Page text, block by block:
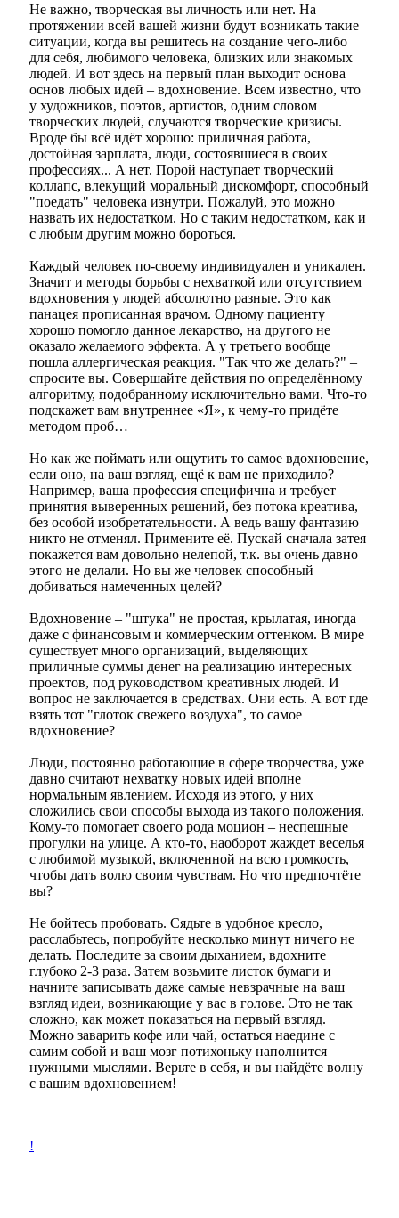
Не важно, творческая вы личность или нет. На
протяжении всей вашей жизни будут возникать такие
ситуации, когда вы решитесь на создание чего-либо
для себя, любимого человека, близких или знакомых
людей. И вот здесь на первый план выходит основа
основ любых идей – вдохновение. Всем известно, что
у художников, поэтов, артистов, одним словом
творческих людей, случаются творческие кризисы.
Вроде бы всё идёт хорошо: приличная работа,
достойная зарплата, люди, состоявшиеся в своих
профессиях... А нет. Порой наступает творческий
коллапс, влекущий моральный дискомфорт, способный
"поедать" человека изнутри. Пожалуй, это можно
назвать их недостатком. Но с таким недостатком, как и
с любым другим можно бороться.
Каждый человек по-своему индивидуален и уникален.
Значит и методы борьбы с нехваткой или отсутствием
вдохновения у людей абсолютно разные. Это как
панацея прописанная врачом. Одному пациенту
хорошо помогло данное лекарство, на другого не
оказало желаемого эффекта. А у третьего вообще
пошла аллергическая реакция. "Так что же делать?" –
спросите вы. Совершайте действия по определённому
алгоритму, подобранному исключительно вами. Что-то
подскажет вам внутреннее «Я», к чему-то придёте
методом проб…
Но как же поймать или ощутить то самое вдохновение,
если оно, на ваш взгляд, ещё к вам не приходило?
Например, ваша профессия специфична и требует
принятия выверенных решений, без потока креатива,
без особой изобретательности. А ведь вашу фантазию
никто не отменял. Примените её. Пускай сначала затея
покажется вам довольно нелепой, т.к. вы очень давно
этого не делали. Но вы же человек способный
добиваться намеченных целей?
Вдохновение – "штука" не простая, крылатая, иногда
даже с финансовым и коммерческим оттенком. В мире
существует много организаций, выделяющих
приличные суммы денег на реализацию интересных
проектов, под руководством креативных людей. И
вопрос не заключается в средствах. Они есть. А вот где
взять тот "глоток свежего воздуха", то самое
вдохновение?
Люди, постоянно работающие в сфере творчества, уже
давно считают нехватку новых идей вполне
нормальным явлением. Исходя из этого, у них
сложились свои способы выхода из такого положения.
Кому-то помогает своего рода моцион – неспешные
прогулки на улице. А кто-то, наоборот жаждет веселья
с любимой музыкой, включенной на всю громкость,
чтобы дать волю своим чувствам. Но что предпочтёте
вы?
Не бойтесь пробовать. Сядьте в удобное кресло,
расслабьтесь, попробуйте несколько минут ничего не
делать. Последите за своим дыханием, вдохните
глубоко 2-3 раза. Затем возьмите листок бумаги и
начните записывать даже самые невзрачные на ваш
взгляд идеи, возникающие у вас в голове. Это не так
сложно, как может показаться на первый взгляд.
Можно заварить кофе или чай, остаться наедине с
самим собой и ваш мозг потихоньку наполнится
нужными мыслями. Верьте в себя, и вы найдёте волну
с вашим вдохновением!
!